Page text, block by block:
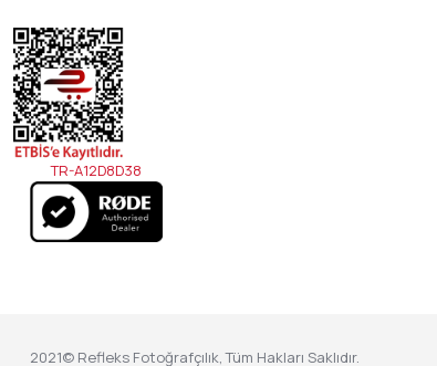
TR-A12D8D38
2021© Refleks Fotoğrafçılık, Tüm Hakları Saklıdır.